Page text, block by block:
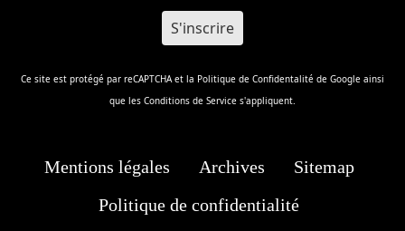
Ce site est protégé par reCAPTCHA et la Politique de Confidentalité de Google ainsi
que les Conditions de Service s'appliquent.
Mentions légales Archives
Sitemap
Politique de confidentialité